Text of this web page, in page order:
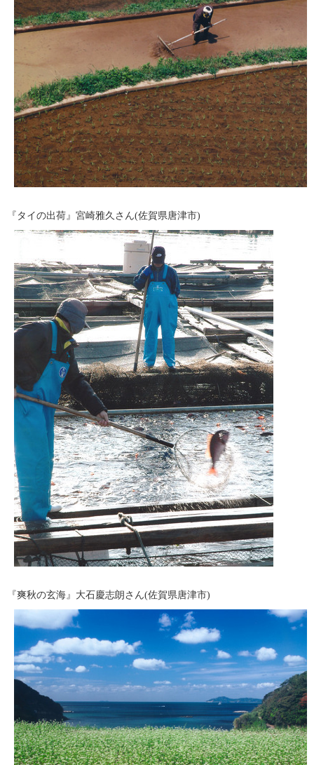
『タイの出荷』宮崎雅久さん(佐賀県唐津市)
『爽秋の玄海』大石慶志朗さん(佐賀県唐津市)